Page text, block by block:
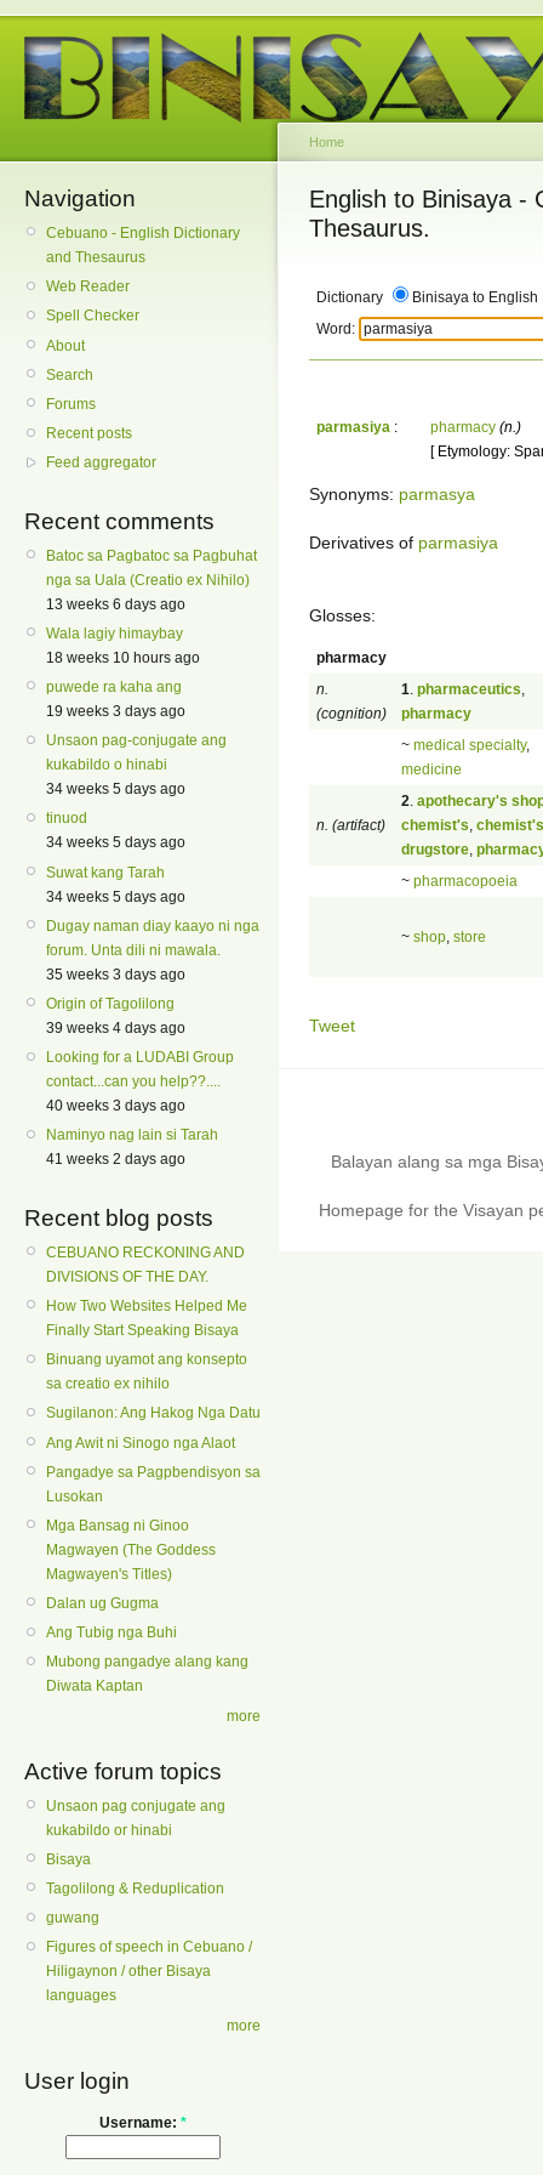
Navigation
Cebuano - English Dictionary
and Thesaurus
Web Reader
Spell Checker
About
Search
Forums
Recent posts
Feed aggregator
Recent comments
Batoc sa Pagbatoc sa Pagbuhat
nga sa Uala (Creatio ex Nihilo)
13 weeks 6 days ago
Wala lagiy himaybay
18 weeks 10 hours ago
puwede ra kaha ang
19 weeks 3 days ago
Unsaon pag-conjugate ang
kukabildo o hinabi
34 weeks 5 days ago
tinuod
34 weeks 5 days ago
Suwat kang Tarah
34 weeks 5 days ago
Dugay naman diay kaayo ni nga
forum. Unta dili ni mawala.
35 weeks 3 days ago
Origin of Tagolilong
39 weeks 4 days ago
Looking for a LUDABI Group
contact...can you help??....
40 weeks 3 days ago
Naminyo nag lain si Tarah
41 weeks 2 days ago
Recent blog posts
CEBUANO RECKONING AND
DIVISIONS OF THE DAY.
How Two Websites Helped Me
Finally Start Speaking Bisaya
Binuang uyamot ang konsepto
sa creatio ex nihilo
Sugilanon: Ang Hakog Nga Datu
Ang Awit ni Sinogo nga Alaot
Pangadye sa Pagpbendisyon sa
Lusokan
Mga Bansag ni Ginoo
Magwayen (The Goddess
Magwayen's Titles)
Dalan ug Gugma
Ang Tubig nga Buhi
Mubong pangadye alang kang
Diwata Kaptan
more
Active forum topics
Unsaon pag conjugate ang
kukabildo or hinabi
Bisaya
Tagolilong & Reduplication
guwang
Figures of speech in Cebuano /
Hiligaynon / other Bisaya
languages
more
User login
Username: *
Home
English to Binisaya -
Thesaurus.
Dictionary
Binisaya to English
Word:
parmasiya : pharmacy (n.)
[ Etymology:
Synonyms: parmasya
Derivatives of parmasiya
Glosses:
pharmacy
n.
(cognition)
1 pharmaceutics
pharmacy
~ medical specialty,
medicine
n. (artifact)
2 apothecary's
chemist's
drugstore
~ pharmacopoeia
~ shop store
Tweet
Balayan alang sa mga
Homepage for the Visayan